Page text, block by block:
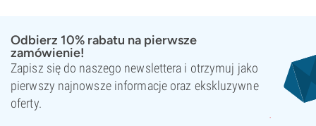
Odbierz 10% rabatu na pierwsze
zamówienie!
Zapisz się do naszego newslettera i otrzymuj jako
pierwszy najnowsze informacje oraz ekskluzywne
oferty.